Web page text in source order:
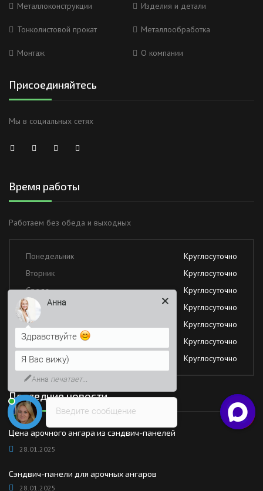
Металлоконструкции Изделия и детали
Тонколистовой прокат Металлообработка
Монтаж О компании
Присоединяйтесь
Мы в социальных сетях
Время работы
Работаем без обеда и выходных
Понедельник
Круглосуточно
Вторник
Круглосуточно
Среда
Круглосуточно
Четверг
Круглосуточно
Пятница
Круглосуточно
Суббота
Круглосуточно
Воскресение
Круглосуточно
Последние новости
Цена арочного ангара из сэндвич-панелей
28.01.2025
Сэндвич-панели для арочных ангаров
28.01.2025
Введите сообщение
Анна
Здравствуйте
Я Вас вижу)
Анна печатает...